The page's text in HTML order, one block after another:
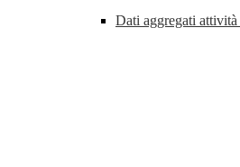
Dati aggregati